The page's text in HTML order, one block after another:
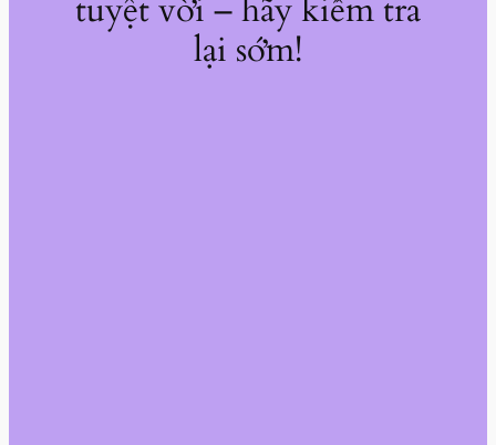
tuyệt vời – hãy kiểm tra
lại sớm!